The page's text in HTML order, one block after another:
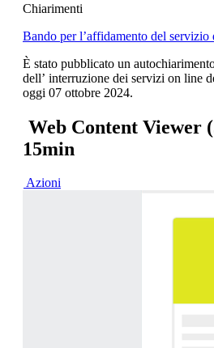
Chiarimenti
Bando per l’affidamento del servizio
È stato pubblicato un
dell’ interruzione dei servizi on line
oggi 07 ottobre 2024.
Web Content Viewer
15min
Azioni